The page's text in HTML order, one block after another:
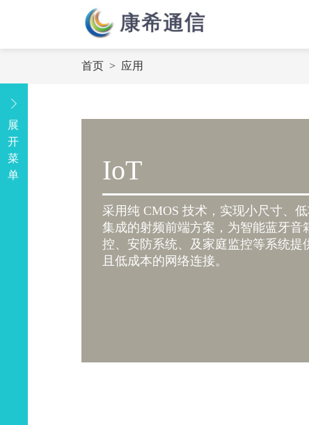
首页 > 应用
展
开
菜
单
IoT
采用纯 CMOS 技术，实现小尺寸、
集成的射频前端方案，为智能蓝牙音
控、安防系统、及家庭监控等系统提
且低成本的网络连接。